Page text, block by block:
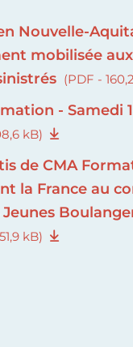
Nouvelle-
mobilisée
(PDF -
- Samedi
kB)
de CMA
la France au
kB)